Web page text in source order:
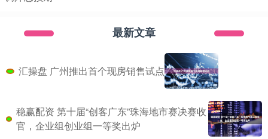
最新文章
汇操盘 广州推出首个现房销售试点
稳赢配资 第十届“创客广东”珠海地市赛决赛收
官，企业组创业组一等奖出炉